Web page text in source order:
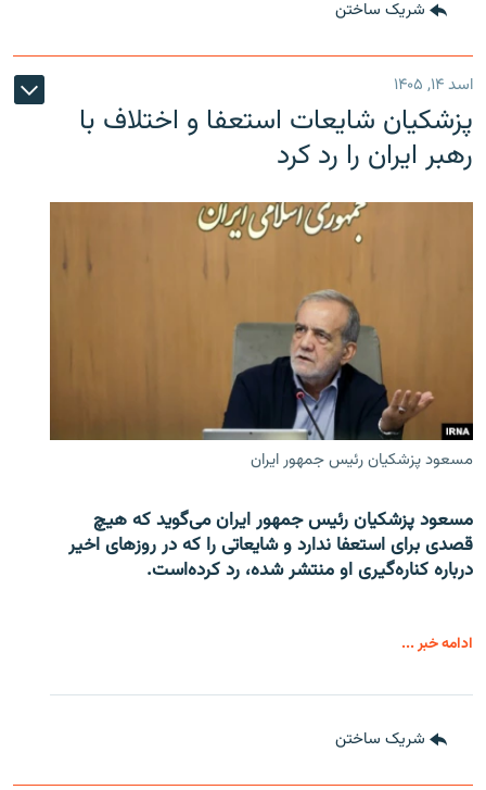
شریک ساختن
اسد ۱۴, ۱۴۰۵
پزشکیان شایعات استعفا و اختلاف با
رهبر ایران را رد کرد
مسعود پزشکیان رئیس جمهور ایران
مسعود پزشکیان رئیس جمهور ایران می‌گوید که هیچ
قصدی برای استعفا ندارد و شایعاتی را که در روزهای اخیر
درباره کناره‌گیری او منتشر شده، رد کرده‌است.
ادامه خبر ...
شریک ساختن